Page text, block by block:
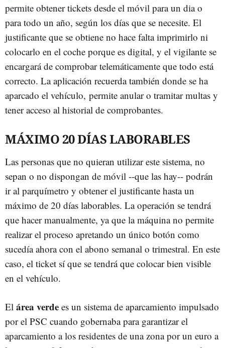
permite obtener tickets desde el móvil para un dia o
para todo un año, según los días que se necesite. El
justificante que se obtiene no hace falta imprimirlo ni
colocarlo en el coche porque es digital, y el vigilante se
encargará de comprobar telemáticamente que todo está
correcto. La aplicación recuerda también donde se ha
aparcado el vehículo, permite anular o tramitar multas y
tener acceso al historial de comprobantes.
MÁXIMO 20 DÍAS LABORABLES
Las personas que no quieran utilizar este sistema, no
sepan o no dispongan de móvil --que las hay-- podrán
ir al parquímetro y obtener el justificante hasta un
máximo de 20 días laborables. La operación se tendrá
que hacer manualmente, ya que la máquina no permite
realizar el proceso apretando un único botón como
sucedía ahora con el abono semanal o trimestral. En este
caso, el ticket sí que se tendrá que colocar bien visible
en el vehículo.
El área verde es un sistema de aparcamiento impulsado
por el PSC cuando gobernaba para garantizar el
aparcamiento a los residentes de una zona por un euro a